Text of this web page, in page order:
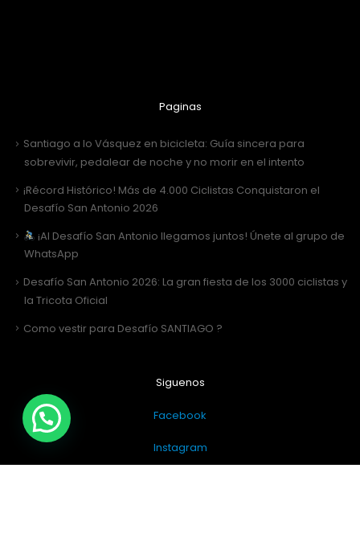
Paginas
Santiago a lo Vásquez en bicicleta: Guía sincera para
sobrevivir, pedalear de noche y no morir en el intento
¡Récord Histórico! Más de 4.000 Ciclistas Conquistaron el
Desafío San Antonio 2026
¡Al Desafío San Antonio llegamos juntos! Únete al grupo de
WhatsApp
Desafío San Antonio 2026: La gran fiesta de los 3000 ciclistas y
la Tricota Oficial
Como vestir para Desafío SANTIAGO ?
Siguenos
Facebook
Instagram